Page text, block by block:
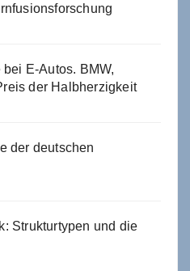
E-Autos. BMW,
der Halbherzigkeit
der deutschen
Strukturtypen und die